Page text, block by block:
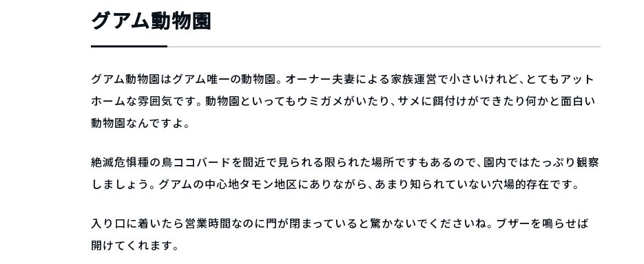
グアム動物園
グアム動物園はグアム唯一の動物園。オーナー夫妻による家族運営で小さいけれど、とてもアット
ホームな雰囲気です。動物園といってもウミガメがいたり、サメに餌付けができたり何かと面白い
動物園なんですよ。
絶滅危惧種の鳥ココバードを間近で見られる限られた場所ですもあるので、園内ではたっぷり観察
しましょう。グアムの中心地タモン地区にありながら、あまり知られていない穴場的存在です。
入り口に着いたら営業時間なのに門が閉まっていると驚かないでくださいね。ブザーを鳴らせば
開けてくれます。